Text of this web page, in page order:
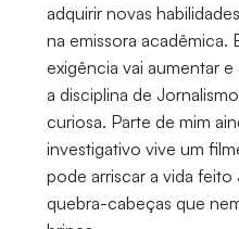
adquirir novas
na emissora acadêmica.
exigência vai aumentar
a disciplina de
curiosa. Parte de mim
investigativo vive um
pode arriscar a vida
quebra-cabeças que